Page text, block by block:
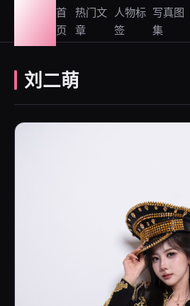
首
页
热门文
章
人物标
签
写真图
集
刘二萌